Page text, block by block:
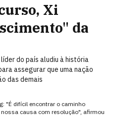
Xi
da
do país aludiu à história
assegurar que uma nação
das demais
"É difícil encontrar o caminho
causa com resolução", afirmou